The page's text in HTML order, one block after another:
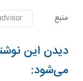
منبع
دیدن این
می‌شود: